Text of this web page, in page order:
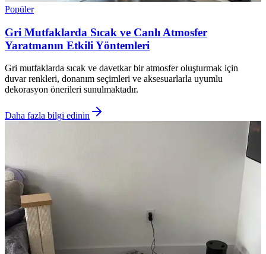
Popüler
Gri Mutfaklarda Sıcak ve Canlı Atmosfer
Yaratmanın Etkili Yöntemleri
Gri mutfaklarda sıcak ve davetkar bir atmosfer oluşturmak için
duvar renkleri, donanım seçimleri ve aksesuarlarla uyumlu
dekorasyon önerileri sunulmaktadır.
Daha fazla bilgi edinin